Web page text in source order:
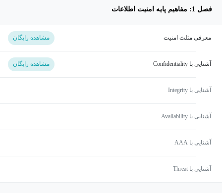
فصل 1: مفاهیم پایه امنیت اطلاعات
معرفی مثلث امنیت مشاهده رایگان
آشنایی با Confidentiality مشاهده رایگان
آشنایی با Integrity
آشنایی با Availability
آشنایی با AAA
آشنایی با Threat